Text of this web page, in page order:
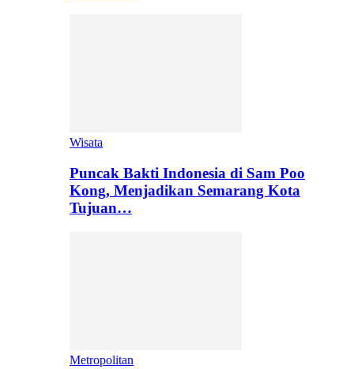
Wisata
Puncak Bakti Indonesia di Sam Poo
Kong, Menjadikan Semarang Kota
Tujuan…
Metropolitan